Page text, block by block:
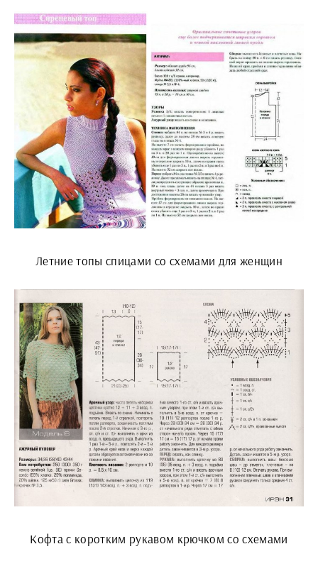
Летние топы спицами со схемами для женщин
Кофта с коротким рукавом крючком со схемами